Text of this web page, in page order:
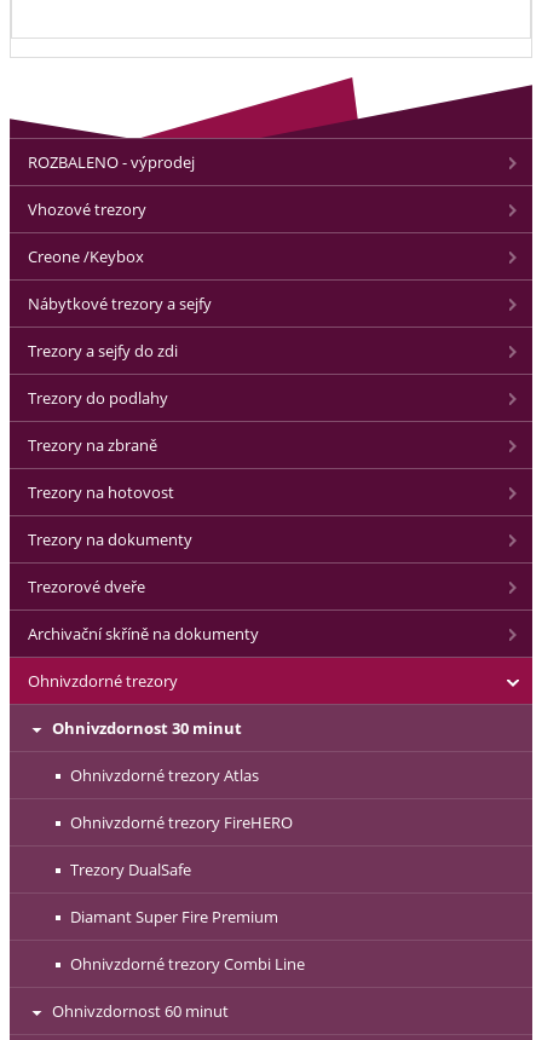
ROZBALENO - výprodej
Vhozové trezory
Creone /Keybox
Nábytkové trezory a sejfy
Trezory a sejfy do zdi
Trezory do podlahy
Trezory na zbraně
Trezory na hotovost
Trezory na dokumenty
Trezorové dveře
Archivační skříně na dokumenty
Ohnivzdorné trezory
Ohnivzdornost 30 minut
Ohnivzdorné trezory Atlas
Ohnivzdorné trezory FireHERO
Trezory DualSafe
Diamant Super Fire Premium
Ohnivzdorné trezory Combi Line
Ohnivzdornost 60 minut